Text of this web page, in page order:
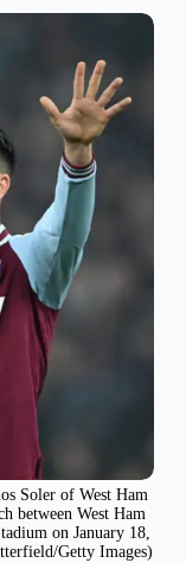
Soler of West Ham
between West Ham
on January 18,
Getty Images)